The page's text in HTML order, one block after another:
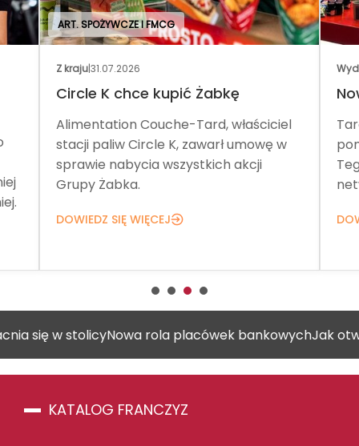
ART. SPOŻYWCZE I FMCG
31.07.2026
Circle K chce kupić Żabkę
Alimentation Couche-Tard, właściciel
stacji paliw Circle K, zawarł umowę w
sprawie nabycia wszystkich akcji
Grupy Żabka.
DOWIEDZ SIĘ WIĘCEJ
Wydarzenia|
Nowa
Targi
pomagają
DOWIEDZ
stolicyNowa rola placówek bankowychJak otworzyć
KATALOG FRANCZYZ